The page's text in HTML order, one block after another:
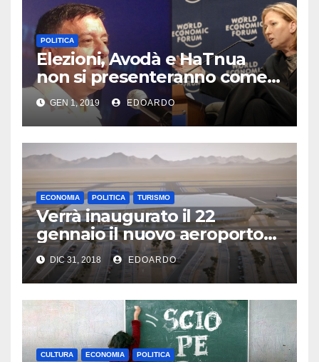
POLITICA
Elezioni, Avodà e HaTnua
non si presenteranno come
lista unica
GEN 1, 2019 EDOARDO
ECONOMIA POLITICA TURISMO
Verrà inaugurato il 22
gennaio il nuovo aeroporto
di Eilat
DIC 31, 2018 EDOARDO
CULTURA ECONOMIA POLITICA